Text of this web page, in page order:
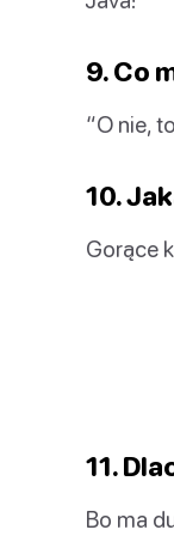
9. Co
“O nie,
10.
Gorące
11.
Bo ma